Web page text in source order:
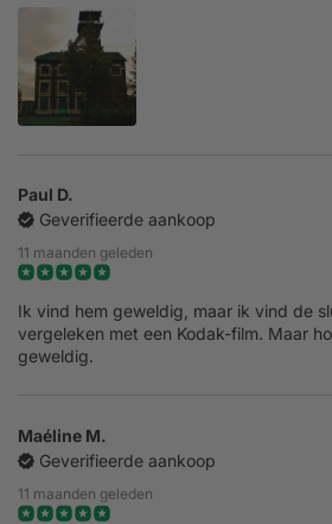
Paul D.
Geverifieerde aankoop
11 maanden geleden
Ik vind hem geweldig, maar ik vind de
vergeleken met een Kodak-film. Maar
geweldig.
Maéline M.
Geverifieerde aankoop
11 maanden geleden